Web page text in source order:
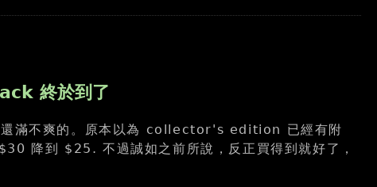
終於到了
還滿不爽的。原本以為 collector's edition 已經有附
降到 $25. 不過誠如之前所說，反正買得到就好了，